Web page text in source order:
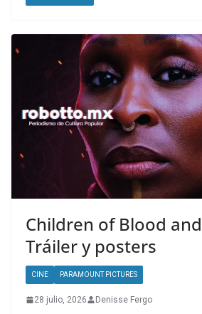
Children of Blood
Tráiler y posters
CINE PARAMOUNT PICTURES
28 julio, 2026 Denisse Fergo